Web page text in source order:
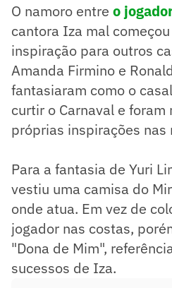
O namoro entre o
cantora Iza mal
inspiração para outros
Amanda Firmino e
fantasiaram como o
curtir o Carnaval e foram
próprias inspirações nas
Para a fantasia de Yuri
vestiu uma camisa do
onde atua. Em vez de
jogador nas costas,
"Dona de Mim",
sucessos de Iza.